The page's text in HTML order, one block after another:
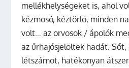
mellékhelységeket is, ahol
kézmosó, kéztörlő, minden
volt… az orvosok / ápolók
az űrhajósjelöltek hadát.
létszámot, hatékonyan